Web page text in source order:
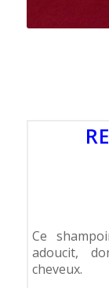
Ce
adoucit,
cheveux.